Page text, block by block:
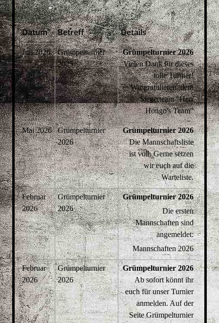
Datum Betreff Details
Juli 2026
Grümpelturnier
2025
Grümpelturnier 2026
Vielen Dank für dieses
tolle Turnier!
Wir gratulieren dem
Siegerteam "Herr
Hongo's Team"
Mai 2026
Grümpelturnier
2026
Grümpelturnier 2026
Die Mannschaftsliste
ist voll. Gerne setzen
wir euch auf die
Warteliste.
Februar
2026
Grümpelturnier
2026
Grümpelturnier 2026
Die ersten
Mannschaften sind
angemeldet:
Mannschaften 2026
Februar
2026
Grümpelturnier
2026
Grümpelturnier 2026
Ab sofort könnt ihr
euch für unser Turnier
anmelden. Auf der
Seite Grümpelturnier